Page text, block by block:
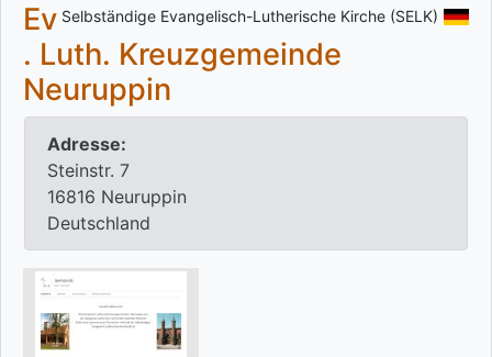
Selbständige Evangelisch-Lutherische Kirche (SELK)
Ev
. Luth. Kreuzgemeinde
Neuruppin
Adresse:
Steinstr. 7
16816 Neuruppin
Deutschland